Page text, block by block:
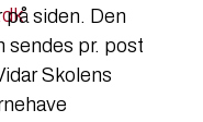
på siden. Den
sendes pr. post
Skolens